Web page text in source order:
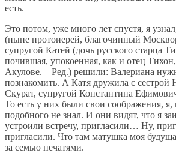
есть.
Это потом, уже много лет спустя, я
(ныне протоиерей, благочинный
супругой Катей (дочь русского старца
почившая, упокоенная, как и отец
Акулове. – Ред.) решили: Валериана
познакомить. А Катя дружила с
Скурат, супругой Константина
То есть у них были свои соображения, я,
подобного не знал. И они видят, что я
устроили встречу, пригласили… Ну,
пригласили. Что там матушка моя
за семью печатями.